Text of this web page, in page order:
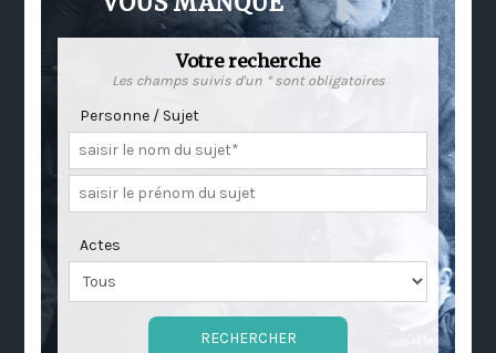
Votre recherche
Les champs suivis d'un * sont obligatoires
Personne / Sujet
Actes